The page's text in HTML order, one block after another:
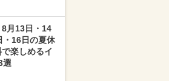
8月13日・14
・16日の夏休
楽しめるイ
選